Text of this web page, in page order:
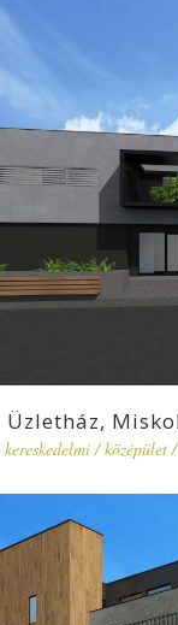
Üzletház,
kereskedelmi/középület/